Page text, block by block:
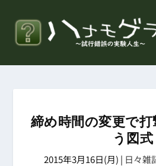
締め時間の変更で
う図式
2015年3月16日(月) | 日々雑